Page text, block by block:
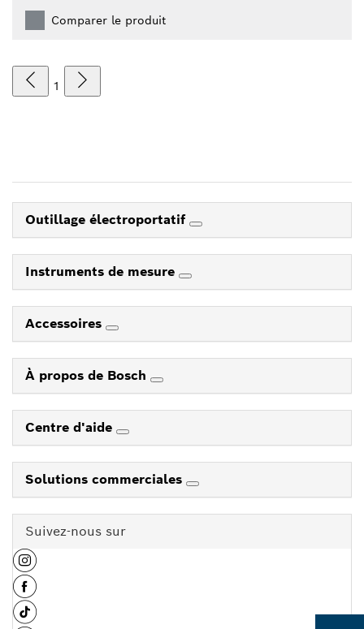
Comparer le produit
1
Outillage électroportatif
Instruments de mesure
Accessoires
À propos de Bosch
Centre d'aide
Solutions commerciales
Suivez-nous sur